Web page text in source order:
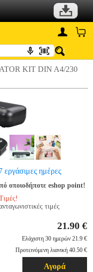
KIT DIN A4/230
εργάσιμες ημέρες
οποιοδήποτε eshop point!
τιμές
21.90 €
Ελάχιστη 30 ημερών 21.9 €
Προτεινόμενη λιανική 40.50 €
Αγορά